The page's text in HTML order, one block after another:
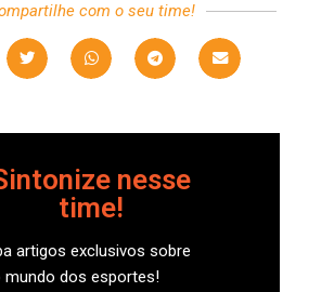
com o seu time!
nesse
time!
artigos exclusivos sobre
mundo dos esportes!